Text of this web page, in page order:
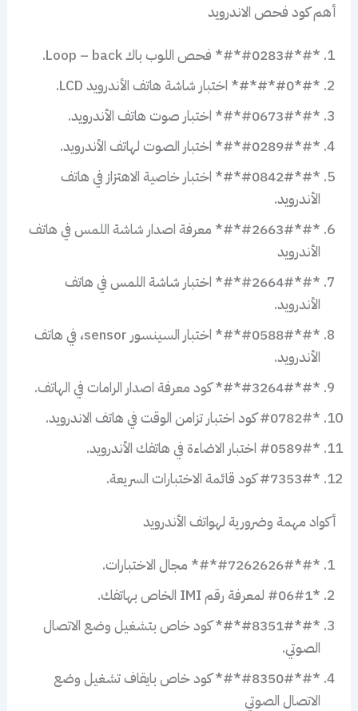
أهم كود فحص الاندرويد
*#*#0283#*#* فحص اللوب باك Loop – back.
*#*#0*#*#* اختبار شاشة هاتف الأندرويد LCD.
*#*#0673#*#* اختبار صوت هاتف الأندرويد.
*#*#0289#*#* اختبار الصوت لهاتف الأندرويد.
*#*#0842#*#* اختبار خاصية الاهتزاز في هاتف
الأندرويد.
*#*#2663#*#* معرفة اصدار شاشة اللمس في هاتف
الأندرويد
*#*#2664#*#* اختبار شاشة اللمس في هاتف
الأندرويد.
*#*#0588#*#* اختبار السينسور sensor، في هاتف
الأندرويد.
*#*#3264#*#* كود معرفة اصدار الرامات في الهاتف.
*#0782# كود اختبار تزامن الوقت في هاتف الاندرويد.
*#0589# اختبار الاضاءة في هاتفك الأندرويد.
*#7353# كود قائمة الاختبارات السريعة.
أكواد مهمة وضرورية لهواتف الأندرويد
*#*#7262626#*#* مجال الاختبارات.
*#06#1 لمعرفة رقم IMI الخاص بهاتفك.
*#*#8351#*#* كود خاص بتشغيل وضع الاتصال
الصوتي.
*#*#8350#*#* كود خاص بايقاف تشغيل وضع
الاتصال الصوتي